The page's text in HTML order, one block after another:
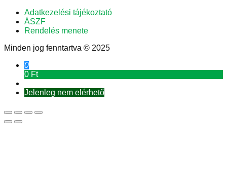
Adatkezelési tájékoztató
ÁSZF
Rendelés menete
Minden jog fenntartva © 2025
0
0 Ft
Jelenleg nem elérhető